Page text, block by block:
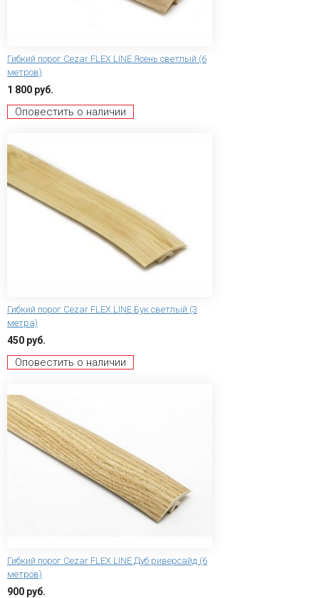
Гибкий порог Сezar FLEX LINE Ясень светлый (6
метров)
1 800 руб.
Оповестить о наличии
Гибкий порог Сezar FLEX LINE Бук светлый (3
метра)
450 руб.
Оповестить о наличии
Гибкий порог Сezar FLEX LINE Дуб риверсайд (6
метров)
900 руб.